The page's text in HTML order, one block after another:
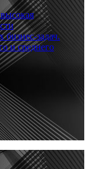
задач.
и среднего